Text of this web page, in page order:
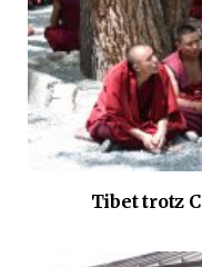
Tibet trotz